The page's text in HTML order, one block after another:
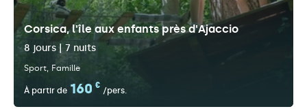
Corsica, l'île aux enfants près d'Ajaccio
8 jours | 7 nuits
Sport Famille
À partir de 160 €
/pers.